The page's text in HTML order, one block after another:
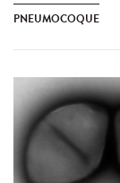
PNEUMOCOQUE